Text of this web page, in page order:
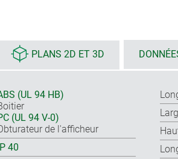
PLANS 2D ET 3D
(UL 94 HB)
(UL 94 V-0)
de l'afficheur
IP 40